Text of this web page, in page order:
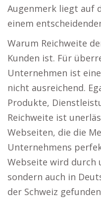
Augenmerk liegt auf
einem
Warum Reichweite
Kunden ist. Für
Unternehmen ist
nicht ausreichend.
Produkte,
Reichweite ist
Webseiten, die die
Unternehmens
Webseite wird durch
sondern auch in
der Schweiz